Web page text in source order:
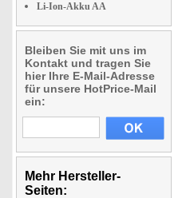
Li-Ion-Akku AA
Bleiben Sie mit uns im
Kontakt und tragen Sie
hier Ihre E-Mail-Adresse
für unsere HotPrice-Mail
ein:
Mehr Hersteller-
Seiten: